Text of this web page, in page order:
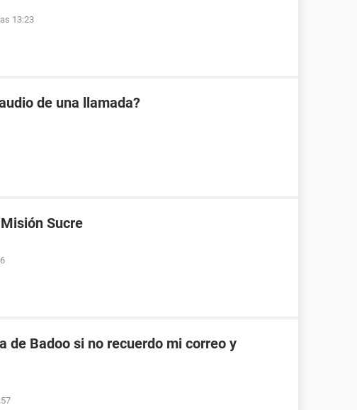
13:23
de una llamada?
Sucre
de Badoo si no recuerdo mi correo y